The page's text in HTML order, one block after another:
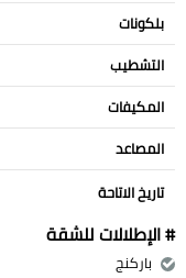
بلكونات
التشطيب
المكيفات
المصاعد
تاريخ الاتاحة
# الإطلالات للشقة
باركنج